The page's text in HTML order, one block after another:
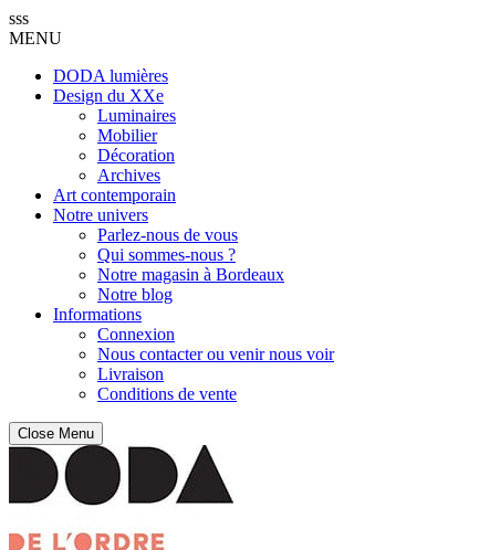
sss
MENU
DODA lumières
Design du XXe
Luminaires
Mobilier
Décoration
Archives
Art contemporain
Notre univers
Parlez-nous de vous
Qui sommes-nous ?
Notre magasin à Bordeaux
Notre blog
Informations
Connexion
Nous contacter ou venir nous voir
Livraison
Conditions de vente
Close Menu